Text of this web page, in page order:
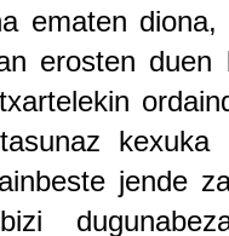
ematen diona,
erosten
jende